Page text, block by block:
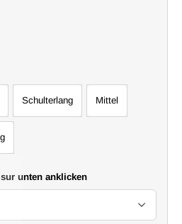
Schulterlang Mittel
unten anklicken